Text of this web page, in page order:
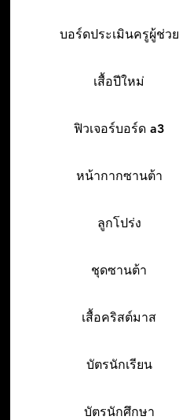
บอร์ดประเมินครูผู้ช่วย
เสื้อปีใหม่
ฟิวเจอร์บอร์ด a3
หน้ากากซานต้า
ลูกโปร่ง
ชุดซานต้า
เสื้อคริสต์มาส
บัตรนักเรียน
บัตรนักศึกษา